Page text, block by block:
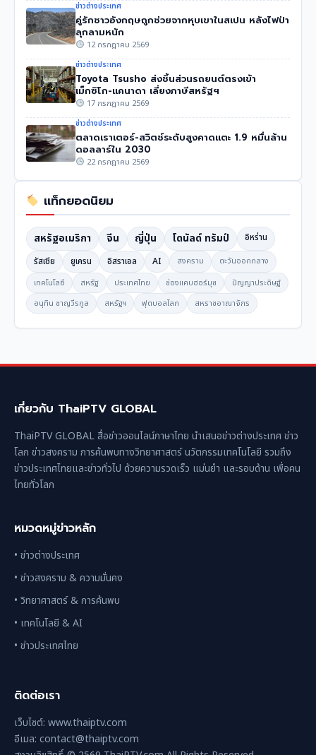
ข่าวต่างประเทศ
คู่รักชาวอังกฤษถูกช่วยจากหุบเขาในสเปน หลังไฟป่า
ลุกลามหนัก
12 กรกฎาคม 2569
ข่าวต่างประเทศ
Toyota Tsusho ส่งชิ้นส่วนรถยนต์ตรงเข้า
เม็กซิโก-แคนาดา เลี่ยงภาษีสหรัฐฯ
17 กรกฎาคม 2569
ข่าวต่างประเทศ
ตลาดเราเตอร์-สวิตช์ระดับสูงคาดแตะ 1.9 หมื่นล้าน
ดอลลาร์ใน 2030
22 กรกฎาคม 2569
แท็กยอดนิยม
สหรัฐอเมริกา จีน ญี่ปุ่น โดนัลด์ ทรัมป์
อิหร่าน
รัสเซีย
ยูเครน อิสราเอล AI สงคราม
ตะวันออกกลาง
เทคโนโลยี
สหรัฐ ประเทศไทย ช่องแคบฮอร์มุซ
ปัญญาประดิษฐ์
อนุทิน ชาญวีรกูล
สหรัฐฯ ฟุตบอลโลก สหราชอาณาจักร
เกี่ยวกับ ThaiPTV GLOBAL
ThaiPTV GLOBAL สื่อข่าวออนไลน์ภาษาไทย นำเสนอข่าวต่างประเทศ ข่าว
โลก ข่าวสงคราม การค้นพบทางวิทยาศาสตร์ นวัตกรรมเทคโนโลยี รวมถึง
ข่าวประเทศไทยและข่าวทั่วไป ด้วยความรวดเร็ว แม่นยำ และรอบด้าน เพื่อคน
ไทยทั่วโลก
หมวดหมู่ข่าวหลัก
• ข่าวต่างประเทศ
• ข่าวสงคราม & ความมั่นคง
• วิทยาศาสตร์ & การค้นพบ
• เทคโนโลยี & AI
• ข่าวประเทศไทย
ติดต่อเรา
เว็บไซต์: www.thaiptv.com
อีเมล: contact@thaiptv.com